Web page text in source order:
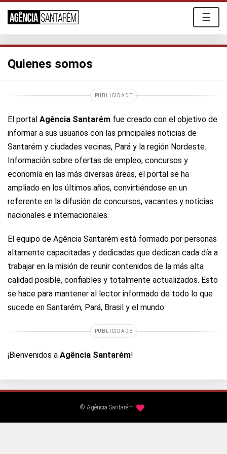
☰
Quienes somos
PUBLICIDADE
El portal Agência Santarém fue creado con el objetivo de
informar a sus usuarios con las principales noticias de
Santarém y ciudades vecinas, Pará y la región Nordeste.
Información sobre ofertas de empleo, concursos y
economía en las más diversas áreas, el portal se ha
ampliado en los últimos años, convirtiéndose en un
referente en la difusión de concursos, vacantes y noticias
nacionales e internacionales.
El equipo de Agência Santarém está formado por personas
altamente capacitadas y dedicadas que dedican cada día a
trabajar en la misión de reunir contenidos de la más alta
calidad posible, confiables y totalmente actualizados. Esto
se hace para mantener al lector informado de todo lo que
sucede en Santarém, Pará, Brasil y el mundo.
PUBLICIDADE
¡Bienvenidos a Agência Santarém!
© Agência Santarém